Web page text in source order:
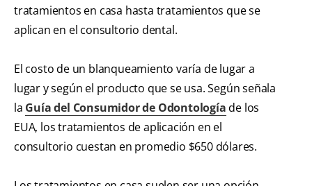
tratamientos en casa hasta tratamientos que se
aplican en el consultorio dental.
El costo de un blanqueamiento varía de lugar a
lugar y según el producto que se usa. Según señala
la Guía del Consumidor de Odontologíade los
EUA, los tratamientos de aplicación en el
consultorio cuestan en promedio $650 dólares.